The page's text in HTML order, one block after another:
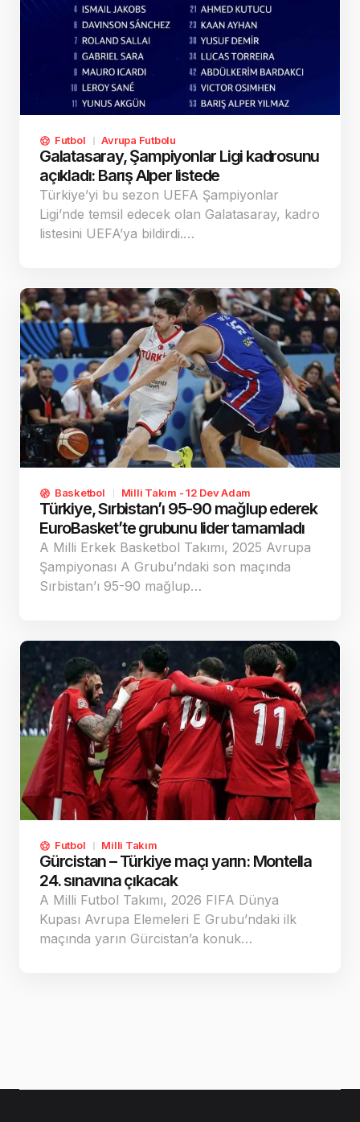
Futbol Avrupa Futbolu
Galatasaray, Şampiyonlar Ligi kadrosunu
açıkladı: Barış Alper listede
Türkiye’yi bu sezon UEFA Şampiyonlar
Ligi’nde temsil edecek olan Galatasaray, kadro
listesini UEFA’ya bildirdi.…
Basketbol Milli Takım - 12 Dev Adam
Türkiye, Sırbistan’ı 95-90 mağlup ederek
EuroBasket’te grubunu lider tamamladı
A Milli Erkek Basketbol Takımı, 2025 Avrupa
Şampiyonası A Grubu’ndaki son maçında
Sırbistan’ı 95-90 mağlup…
Futbol Milli Takım
Gürcistan – Türkiye maçı yarın: Montella
24. sınavına çıkacak
A Milli Futbol Takımı, 2026 FIFA Dünya
Kupası Avrupa Elemeleri E Grubu’ndaki ilk
maçında yarın Gürcistan’a konuk…